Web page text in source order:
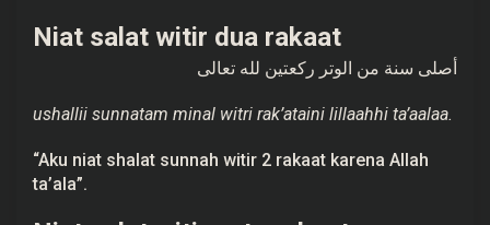
Niat salat witir dua rakaat
أصلى سنة من الوتر ركعتين لله تعالى
ushallii sunnatam minal witri rak’ataini lillaahhi ta’aalaa.
“Aku niat shalat sunnah witir 2 rakaat karena Allah
ta’ala”.